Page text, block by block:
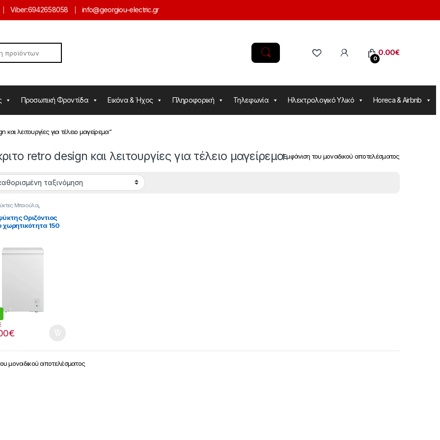
Viber:6942658058 info@georgiou-electric.gr
0
0.00€
Προσωπική Φροντίδα Εικόνα & Ήχος Πληροφορική Τηλεφωνία Ηλεκτρολογικό Υλικό Horeca & Airbnb
λειτουργίες για τέλειο μαγείρεμα”
retro design και λειτουργίες για τέλειο μαγείρεμαΕμφάνιση του μοναδικού αποτελέσματος
Μπαούλα,
Οριζόντιος
χωρητικότητα 150
€
μοναδικού αποτελέσματος